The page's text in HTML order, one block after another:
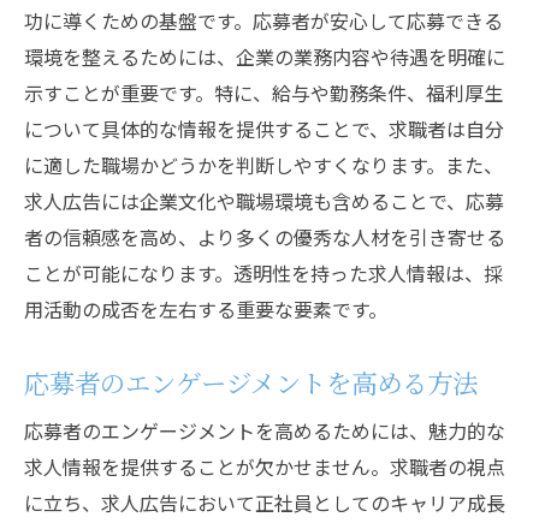
功に導くための基盤です。応募者が安心して応募できる
環境を整えるためには、企業の業務内容や待遇を明確に
示すことが重要です。特に、給与や勤務条件、福利厚生
について具体的な情報を提供することで、求職者は自分
に適した職場かどうかを判断しやすくなります。また、
求人広告には企業文化や職場環境も含めることで、応募
者の信頼感を高め、より多くの優秀な人材を引き寄せる
ことが可能になります。透明性を持った求人情報は、採
用活動の成否を左右する重要な要素です。
応募者のエンゲージメントを高める方法
応募者のエンゲージメントを高めるためには、魅力的な
求人情報を提供することが欠かせません。求職者の視点
に立ち、求人広告において正社員としてのキャリア成長